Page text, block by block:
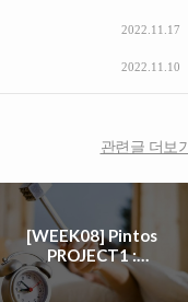
2022.11.17
2022.11.10
관련글 더보기
[WEEK08] Pintos
PROJECT1 :
THREADS